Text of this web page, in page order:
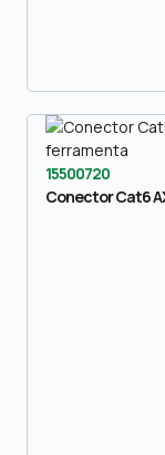
15500720
Conector Cat6